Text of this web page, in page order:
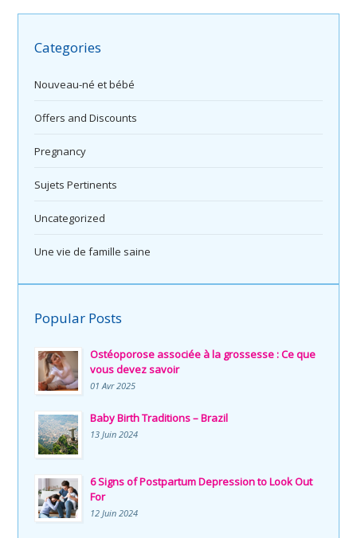
Categories
Nouveau-né et bébé
Offers and Discounts
Pregnancy
Sujets Pertinents
Uncategorized
Une vie de famille saine
Popular Posts
Ostéoporose associée à la grossesse : Ce que
vous devez savoir
01 Avr 2025
Baby Birth Traditions – Brazil
13 Juin 2024
6 Signs of Postpartum Depression to Look Out
For
12 Juin 2024